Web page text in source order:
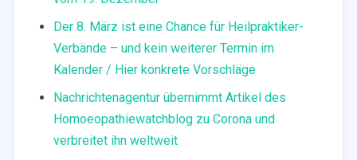
Der 8. März ist eine Chance für Heilpraktiker-
Verbände – und kein weiterer Termin im
Kalender / Hier konkrete Vorschläge
Nachrichtenagentur übernimmt Artikel des
Homoeopathiewatchblog zu Corona und
verbreitet ihn weltweit